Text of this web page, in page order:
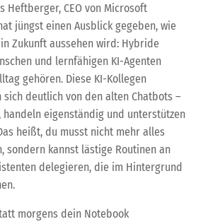
Heftberger, CEO von Microsoft
jüngst einen Ausblick gegeben, wie
Zukunft aussehen wird: Hybride
und lernfähigen KI-Agenten
gehören. Diese KI-Kollegen
sich deutlich von den alten Chatbots –
eigenständig und unterstützen
heißt, du musst nicht mehr alles
sondern kannst lästige Routinen an
delegieren, die im Hintergrund
morgens dein Notebook